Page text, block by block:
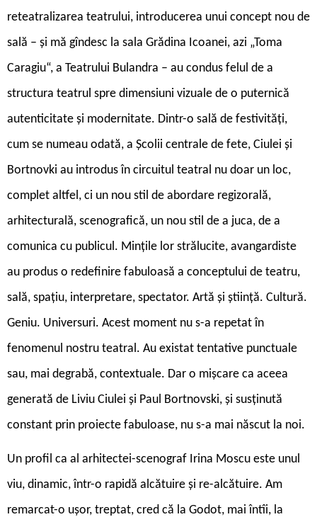
reteatralizarea teatrului, introducerea unui concept nou de
sală – și mă gîndesc la sala Grădina Icoanei, azi „Toma
Caragiu“, a Teatrului Bulandra – au condus felul de a
structura teatrul spre dimensiuni vizuale de o puternică
autenticitate și modernitate. Dintr-o sală de festivități,
cum se numeau odată, a Școlii centrale de fete, Ciulei și
Bortnovki au introdus în circuitul teatral nu doar un loc,
complet altfel, ci un nou stil de abordare regizorală,
arhitecturală, scenografică, un nou stil de a juca, de a
comunica cu publicul. Mințile lor strălucite, avangardiste
au produs o redefinire fabuloasă a conceptului de teatru,
sală, spațiu, interpretare, spectator. Artă și știință. Cultură.
Geniu. Universuri. Acest moment nu s-a repetat în
fenomenul nostru teatral. Au existat tentative punctuale
sau, mai degrabă, contextuale. Dar o mișcare ca aceea
generată de Liviu Ciulei și Paul Bortnovski, și susținută
constant prin proiecte fabuloase, nu s-a mai născut la noi.
Un profil ca al arhitectei-scenograf Irina Moscu este unul
viu, dinamic, într-o rapidă alcătuire și re-alcătuire. Am
remarcat-o ușor, treptat, cred că la Godot, mai întîi, la